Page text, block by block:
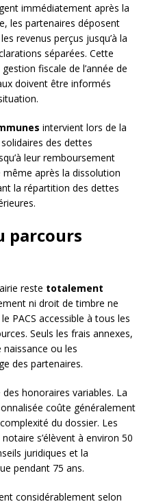
immédiatement après la
les partenaires déposent
revenus perçus jusqu’à la
séparées. Cette
fiscale de l’année de
doivent être informés
intervient lors de la
des dettes
leur remboursement
après la dissolution
la répartition des dettes
parcours
reste totalement
ni droit de timbre ne
PACS accessible à tous les
Seuls les frais annexes,
ou les
des partenaires.
des honoraires variables. La
coûte généralement
du dossier. Les
s’élèvent à environ 50
juridiques et la
pendant 75 ans.
considérablement selon